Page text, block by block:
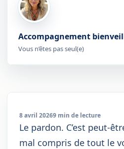
Accompagnement
Vous n’êtes pas seul(e)
8 avril 20269 min de lecture
Le pardon. C’est peut-
mal compris de tout le